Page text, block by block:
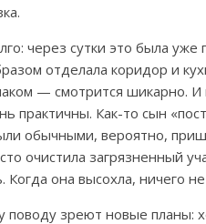
через сутки это была уже
отделала коридор и
— смотрится шикарно.
практичны. Как-то сын
обычными, вероятно,
очистила загрязненный
Когда она высохла, ничего
поводу зреют новые планы: